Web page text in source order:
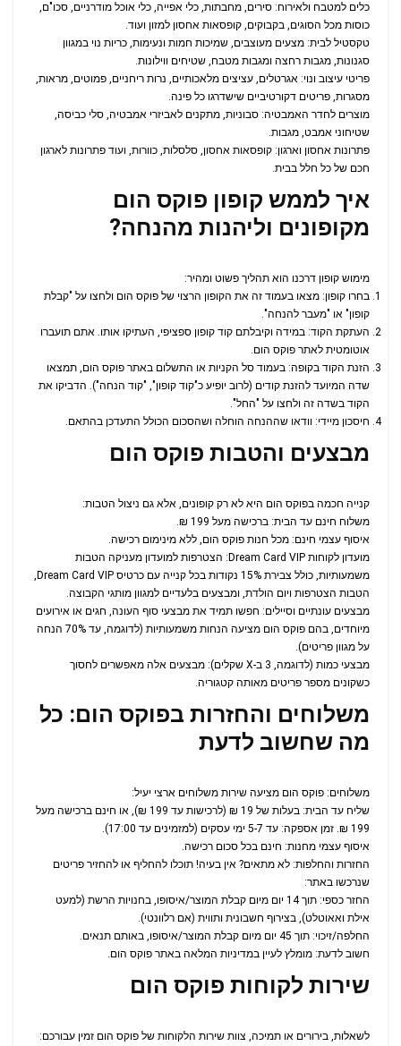
כלים למטבח ולאירוח: סירים, מחבתות, כלי אפייה, כלי אוכל מודרניים, סכו"ם,
כוסות מכל הסוגים, בקבוקים, קופסאות אחסון למזון ועוד.
טקסטיל לבית: מצעים מעוצבים, שמיכות חמות ונעימות, כריות נוי במגוון
סגנונות, מגבות רחצה ומגבות מטבח, שטיחים ווילונות.
פריטי עיצוב ונוי: אגרטלים, עציצים מלאכותיים, נרות ריחניים, פמוטים, מראות,
מסגרות, פריטים דקורטיביים שישדרגו כל פינה.
מוצרים לחדר האמבטיה: סבוניות, מתקנים לאביזרי אמבטיה, סלי כביסה,
שטיחוני אמבט, מגבות.
פתרונות אחסון וארגון: קופסאות אחסון, סלסלות, כוורות, ועוד פתרונות לארגון
חכם של כל חלל בבית.
איך לממש קופון פוקס הום
מקופונים וליהנות מהנחה?
מימוש קופון דרכנו הוא תהליך פשוט ומהיר:
בחרו קופון: מצאו בעמוד זה את הקופון הרצוי של פוקס הום ולחצו על "קבלת
קופון" או "מעבר להנחה".
העתקת הקוד: במידה וקיבלתם קוד קופון ספציפי, העתיקו אותו. אתם תועברו
אוטומטית לאתר פוקס הום.
הזנת הקוד בקופה: בעמוד סל הקניות או התשלום באתר פוקס הום, תמצאו
שדה המיועד להזנת קודים (לרוב יופיע כ"קוד קופון", "קוד הנחה"). הדביקו את
הקוד בשדה זה ולחצו על "החל".
חיסכון מיידי: וודאו שההנחה הוחלה ושהסכום הכולל התעדכן בהתאם.
מבצעים והטבות פוקס הום
קנייה חכמה בפוקס הום היא לא רק קופונים, אלא גם ניצול הטבות:
משלוח חינם עד הבית: ברכישה מעל 199 ₪.
איסוף עצמי חינם: מכל חנות פוקס הום, ללא מינימום רכישה.
מועדון לקוחות Dream Card VIP: הצטרפות למועדון מעניקה הטבות
משמעותיות, כולל צבירת 15% נקודות בכל קנייה עם כרטיס Dream Card VIP,
הטבות הצטרפות ויום הולדת, ומבצעים בלעדיים למגוון מותגי הקבוצה.
מבצעים עונתיים וסיילים: חפשו תמיד את מבצעי סוף העונה, חגים או אירועים
מיוחדים, בהם פוקס הום מציעה הנחות משמעותיות (לדוגמה, עד 70% הנחה
על מגוון פריטים).
מבצעי כמות (לדוגמה, 3 ב-X שקלים): מבצעים אלה מאפשרים לחסוך
כשקונים מספר פריטים מאותה קטגוריה.
משלוחים והחזרות בפוקס הום: כל
מה שחשוב לדעת
משלוחים: פוקס הום מציעה שירות משלוחים ארצי יעיל:
שליח עד הבית: בעלות של 19 ₪ (לרכישות עד 199 ₪), או חינם ברכישה מעל
199 ₪. זמן אספקה: עד 5-7 ימי עסקים (למזמינים עד 17:00).
איסוף עצמי מחנות: חינם בכל סכום רכישה.
החזרות והחלפות: לא מתאים? אין בעיה! תוכלו להחליף או להחזיר פריטים
שנרכשו באתר:
החזר כספי: תוך 14 יום מיום קבלת המוצר/איסופו, בחנויות הרשת (למעט
אילת ואאוטלט), בצירוף חשבונית ותווית (אם רלוונטי).
החלפה/זיכוי: תוך 45 יום מיום קבלת המוצר/איסופו, באותם תנאים.
חשוב לדעת: מומלץ לעיין במדיניות המלאה באתר פוקס הום.
שירות לקוחות פוקס הום
לשאלות, בירורים או תמיכה, צוות שירות הלקוחות של פוקס הום זמין עבורכם: